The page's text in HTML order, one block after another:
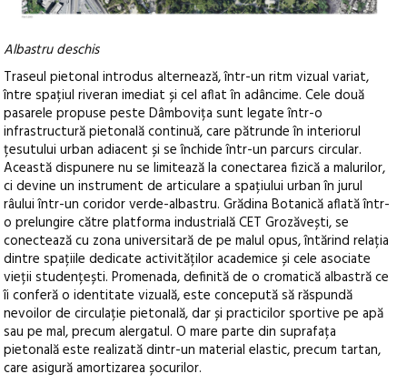
Albastru deschis
Traseul pietonal introdus alternează, într-un ritm vizual variat,
între spațiul riveran imediat și cel aflat în adâncime. Cele două
pasarele propuse peste Dâmbovița sunt legate într-o
infrastructură pietonală continuă, care pătrunde în interiorul
țesutului urban adiacent și se închide într-un parcurs circular.
Această dispunere nu se limitează la conectarea fizică a malurilor,
ci devine un instrument de articulare a spațiului urban în jurul
râului într-un coridor verde-albastru. Grădina Botanică aflată într-
o prelungire către platforma industrială CET Grozăvești, se
conectează cu zona universitară de pe malul opus, întărind relația
dintre spațiile dedicate activităților academice și cele asociate
vieții studențești. Promenada, definită de o cromatică albastră ce
îi conferă o identitate vizuală, este concepută să răspundă
nevoilor de circulație pietonală, dar și practicilor sportive pe apă
sau pe mal, precum alergatul. O mare parte din suprafața
pietonală este realizată dintr-un material elastic, precum tartan,
care asigură amortizarea șocurilor.